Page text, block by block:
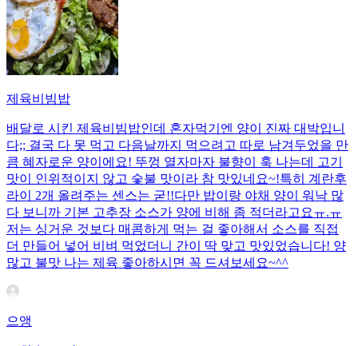
제육비빔밥
배달로 시킨 제육비빔밥인데 혼자먹기엔 양이 진짜 대박입니
다;; 결국 다 못 먹고 다음날까지 먹으려고 따로 남겨두었을 만
큼 혜자로운 양이에요! 뚜껑 열자마자 불향이 훅 나는데 고기
맛이 인위적이지 않고 숯불 맛이라 참 맛있네요~!특히 계란후
라이 2개 올려주는 센스는 굳!! ​다만 밥이랑 야채 양이 워낙 많
다 보니까 기본 고추장 소스가 양에 비해 좀 적더라고요ㅠ.ㅠ
저는 싱거운 것보다 매콤하게 먹는 걸 좋아해서 소스를 직접
더 만들어 넣어 비벼 먹었더니 간이 딱 맞고 맛있었습니다! 양
많고 불맛 나는 제육 좋아하시면 꼭 드셔보세요~^^
으앵